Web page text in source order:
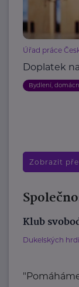
Úřad práce
Doplatek
Bydlení,
Zobrazit
Klub
Dukelských